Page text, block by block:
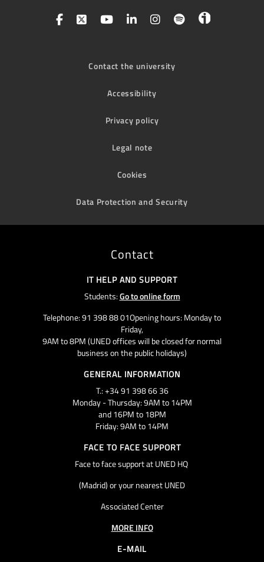
Contact the university
Accessibility
Privacy policy
Legal note
Cookies
Data Protection and Security
Contact
IT HELP AND SUPPORT
Students:Go to online form
Telephone: 91 398 88 01Opening hours: Monday to
Friday,
9AM to 8PM (UNED offices will be closed for normal
business on the public holidays)
GENERAL INFORMATION
T.: +34 91 398 66 36
Monday - Thursday: 9AM to 14PM
and 16PM to 18PM
Friday: 9AM to 14PM
FACE TO FACE SUPPORT
Face to face support at UNED HQ
(Madrid) or your nearest UNED
Associated Center
MORE INFO
E-MAIL